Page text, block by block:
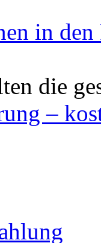
in den
die
–